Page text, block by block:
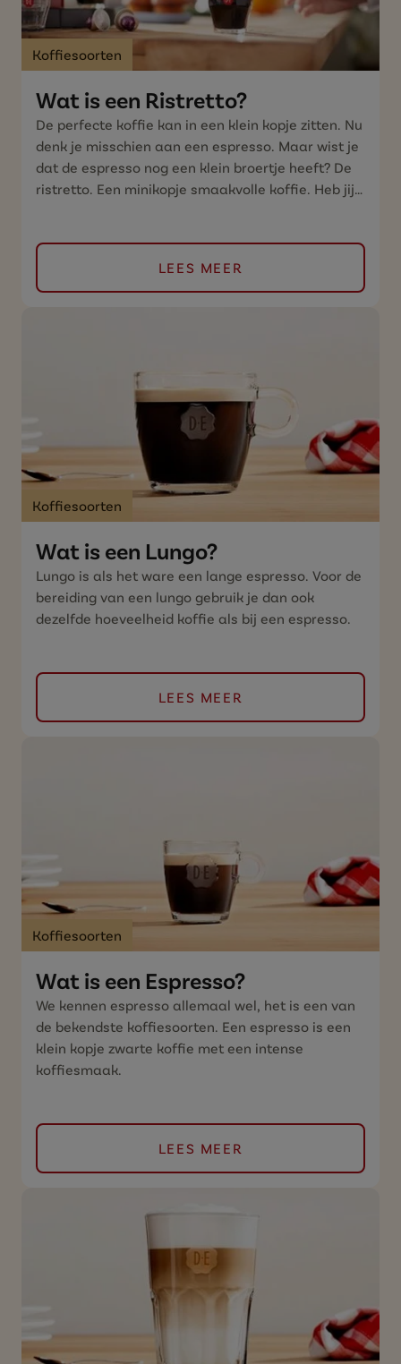
Koffiesoorten
Wat is een Ristretto?
De perfecte koffie kan in een klein kopje zitten. Nu
denk je misschien aan een espresso. Maar wist je
dat de espresso nog een klein broertje heeft? De
ristretto. Een minikopje smaakvolle koffie. Heb jij
LEES MEER
Koffiesoorten
Wat is een Lungo?
Lungo is als het ware een lange espresso. Voor de
bereiding van een lungo gebruik je dan ook
dezelfde hoeveelheid koffie als bij een espresso.
LEES MEER
Koffiesoorten
Wat is een Espresso?
We kennen espresso allemaal wel, het is een van
de bekendste koffiesoorten. Een espresso is een
klein kopje zwarte koffie met een intense
koffiesmaak.
LEES MEER